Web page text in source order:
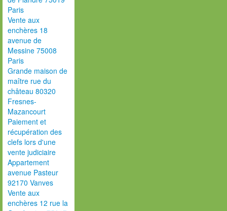
Paris
Vente aux
enchères 18
avenue de
Messine 75008
Paris
Grande maison de
maître rue du
château 80320
Fresnes-
Mazancourt
Paiement et
récupération des
clefs lors d'une
vente judiciaire
Appartement
avenue Pasteur
92170 Vanves
Vente aux
enchères 12 rue la